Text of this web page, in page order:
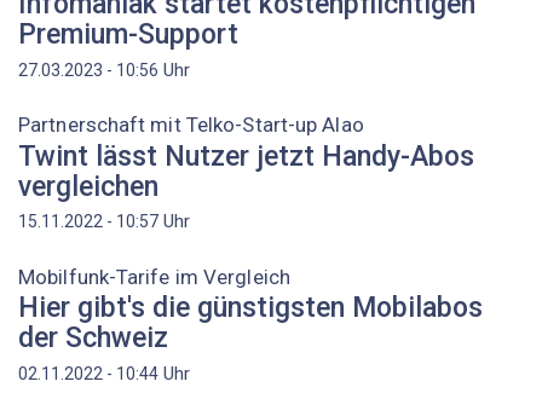
Premium-Support
27.03.2023 - 10:56 Uhr
Partnerschaft mit Telko-Start-up Alao
Twint lässt Nutzer jetzt Handy-Abos
vergleichen
15.11.2022 - 10:57 Uhr
Mobilfunk-Tarife im Vergleich
Hier gibt's die günstigsten Mobilabos
der Schweiz
02.11.2022 - 10:44 Uhr